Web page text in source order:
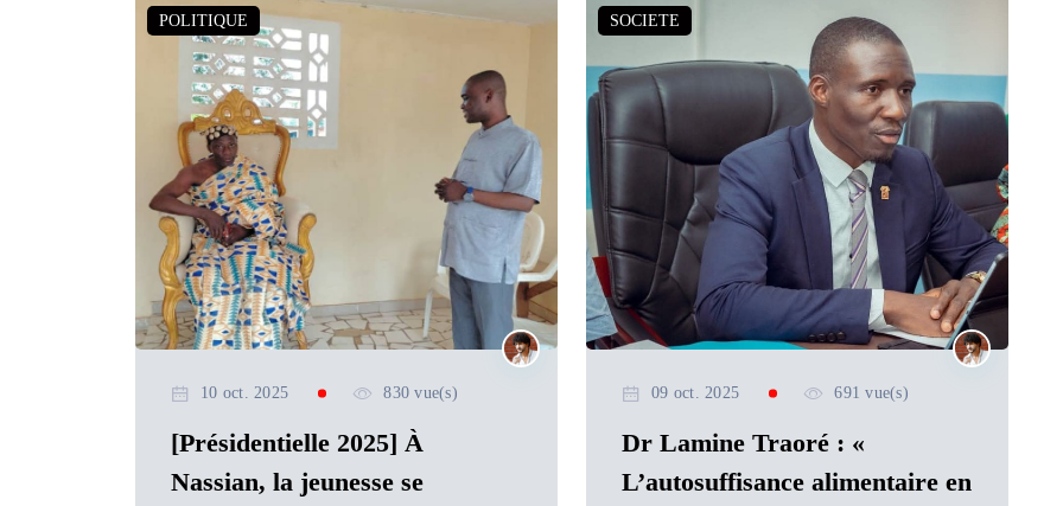
POLITIQUE
10 oct. 2025 830 vue(s)
[Présidentielle 2025] À
Nassian, la jeunesse se
SOCIETE
09 oct. 2025 691 vue(s)
Dr Lamine Traoré : «
L’autosuffisance alimentaire en